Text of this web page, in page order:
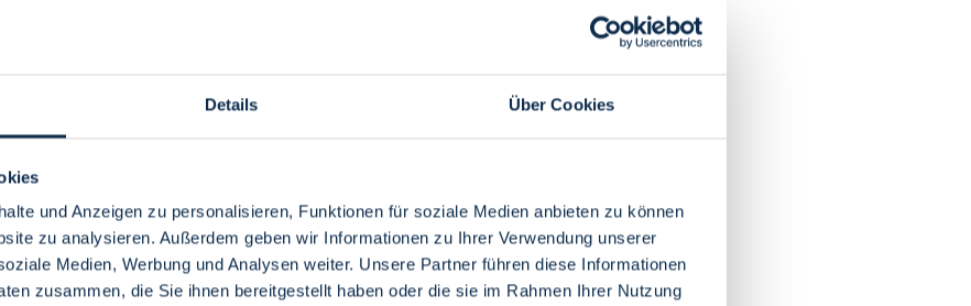
Details Über Cookies
und Anzeigen zu personalisieren, Funktionen für soziale Medien anbieten zu können
zu analysieren. Außerdem geben wir Informationen zu Ihrer Verwendung unserer
Medien, Werbung und Analysen weiter. Unsere Partner führen diese Informationen
zusammen, die Sie ihnen bereitgestellt haben oder die sie im Rahmen Ihrer Nutzung
Menü